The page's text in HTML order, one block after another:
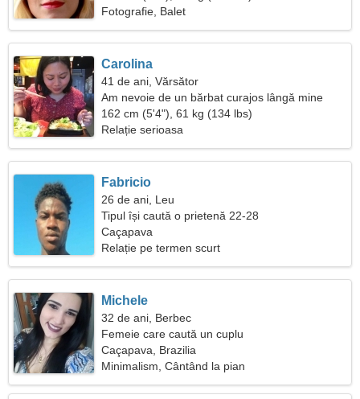
Fotografie, Balet
Carolina
41 de ani, Vărsător
Am nevoie de un bărbat curajos lângă mine
162 cm (5'4"), 61 kg (134 lbs)
Relație serioasa
Fabricio
26 de ani, Leu
Tipul își caută o prietenă 22-28
Caçapava
Relație pe termen scurt
Michele
32 de ani, Berbec
Femeie care caută un cuplu
Caçapava, Brazilia
Minimalism, Cântând la pian